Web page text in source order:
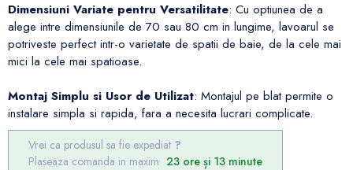
Dimensiuni Variate pentru Versatilitate: Cu optiunea de a
alege intre dimensiunile de 70 sau 80 cm in lungime, lavoarul se
potriveste perfect intr-o varietate de spatii de baie, de la cele mai
mici la cele mai spatioase.
Montaj Simplu si Usor de Utilizat: Montajul pe blat permite o
instalare simpla si rapida, fara a necesita lucrari complicate.
Vrei ca produsul sa fie expediat
Plaseaza comanda in maxim 23 ore și 13 minute